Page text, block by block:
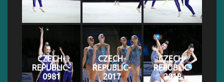
CZECH-
REPUBLIC-
0981
CZECH-
REPUBLIC-
2017
CZECH-
REPUBLIC-
2018